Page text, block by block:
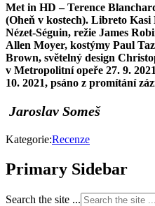
Met in HD – Terence
(Oheň v kostech). Libreto
Nézet-Séguin, režie James
Allen Moyer, kostýmy Paul
Brown, světelný design
v Metropolitní opeře 27. 9.
10. 2021, psáno z promítání
Jaroslav Someš
Kategorie:Recenze
Primary Sidebar
Search the site ...